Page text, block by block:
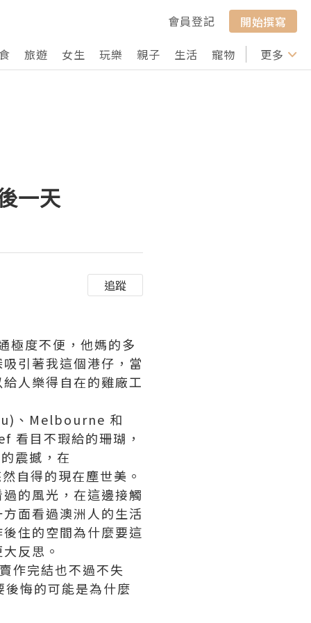
會員登記
開始撰寫
旅遊 女生 玩樂 親子 生活 寵物 行山 打卡
更多
一天
追蹤
極度不便，他媽的多
引著我這個港仔，當
人樂得自在的雞廠工
、Melbourne 和
目不瑕給的珊瑚，
震撼，在
自得的現在塵世美。
的風光，在這邊接觸
面看過澳洲人的生活
住的空間為什麼要這
反思。
作完結也不過不失
悔的可能是為什麼